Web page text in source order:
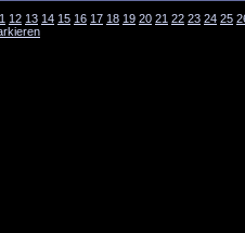
12 13 14 15 16 17 18 19 20 21 22 23 24 25